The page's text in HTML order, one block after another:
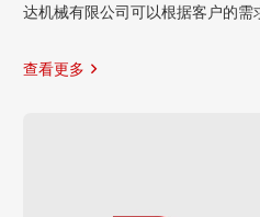
达机械有限公司可以根据客户的
查看更多